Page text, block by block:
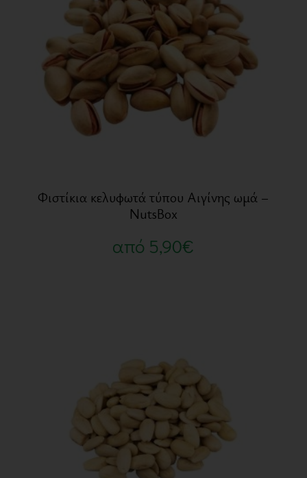
Φιστίκια κελυφωτά τύπου Αιγίνης ωμά –
NutsBox
από 5,90€